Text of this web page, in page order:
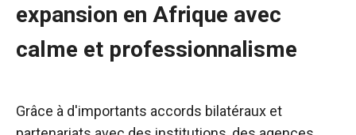
expansion en Afrique avec
calme et professionnalisme
Grâce à d'importants accords bilatéraux et